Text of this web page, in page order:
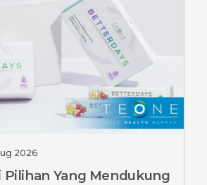
2026
Pilihan Yang Mendukung